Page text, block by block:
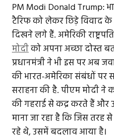
PM Modi Donald Trump:
टैरिफ को लेकर छिड़े विवाद
दिखने लगे हैं. अमेरिकी
मोदीको अपना अच्छा दोस्त
प्रधानमंत्री ने भी इस पर अब
की भारत-अमेरिका संबंधों पर
सराहना की है. पीएम मोदी ने
की गहराई से कद्र करते हैं और
माना जा रहा है कि जिस तरह
रहे थे, उसमें बदलाव आया है।